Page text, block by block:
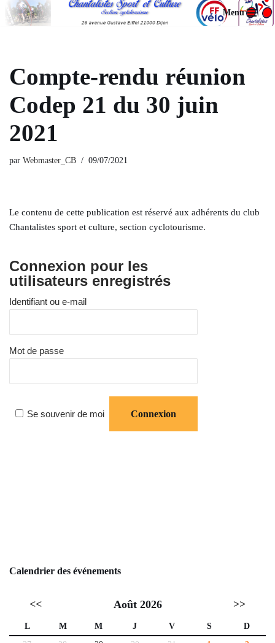
Menu
Compte-rendu réunion
Codep 21 du 30 juin
2021
par Webmaster_CB 09/07/2021
Le contenu de cette publication est réservé aux adhérents du club
Chantalistes sport et culture, section cyclotourisme.
Connexion pour les
utilisateurs enregistrés
Identifiant ou e-mail
Mot de passe
Se souvenir de moi
Calendrier des événements
<< Août 2026 >>
L M M J V S
D